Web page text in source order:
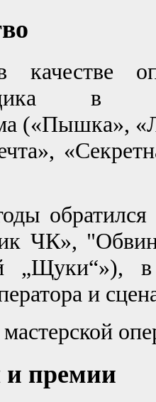
качестве
в
(«Пышка»,
ЧК»,
„Щуки“»),
и
премии